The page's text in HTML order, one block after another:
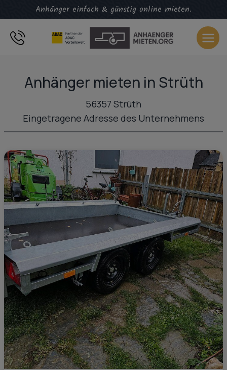
Inhalt
springen
Anhänger einfach & günstig online mieten.
Anhänger mieten in Strüth
56357 Strüth
Eingetragene Adresse des Unternehmens